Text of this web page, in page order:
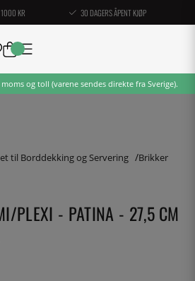
1000 KR 30 DAGERS ÅPENT KJØP
og toll (varene sendes direkte fra Sverige).
til Borddekking og Servering Brikker
PLEXI - PATINA - 27,5 CM